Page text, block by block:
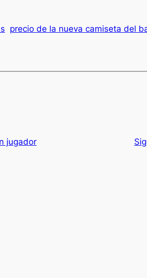
precio de la nueva camiseta del
jugador